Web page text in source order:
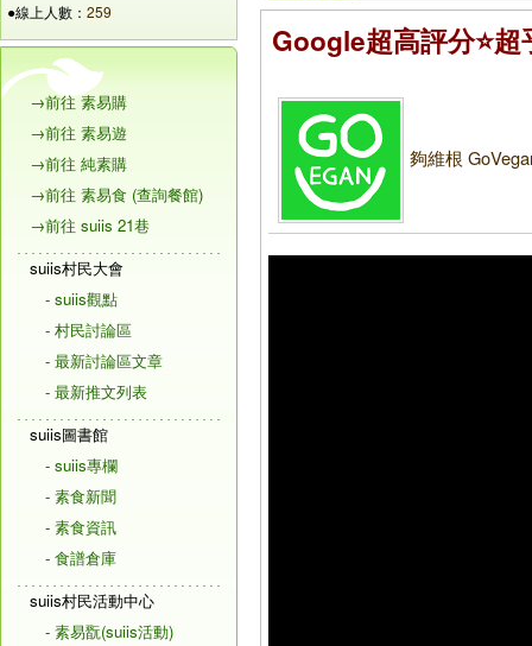
●線上人數： 259
→前往 素易購
→前往 素易遊
→前往 純素購
→前往 素易食 (查詢餐館)
→前往 suiis 21巷
suiis村民大會
- suiis觀點
- 村民討論區
- 最新討論區文章
- 最新推文列表
suiis圖書館
- suiis專欄
- 素食新聞
- 素食資訊
- 食譜倉庫
suiis村民活動中心
- 素易翫(suiis活動)
Google超高評分⭐
夠維根